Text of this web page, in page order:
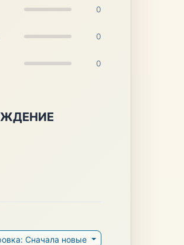
0
0
0
Сортировка: Сначала новые